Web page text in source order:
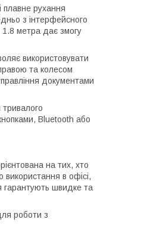
плавне рухання
з інтерфейсного
метра дає змогу
використовувати
та колесом
документами
Bluetooth або
на тих, хто
в офісі,
гарантують швидке та
роботи з